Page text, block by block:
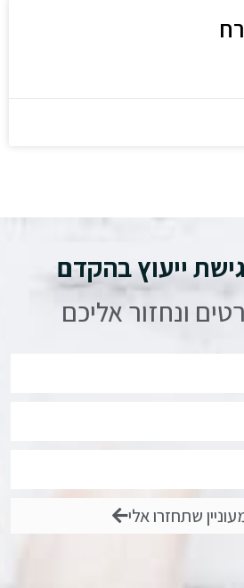
ייעוץ בהקדם
ונחזור אליכם
שתחזרו אלי